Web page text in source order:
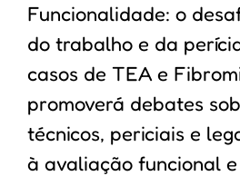
Funcionalidade: o
do trabalho e da
casos de TEA e
promoverá debates
técnicos, periciais e
à avaliação funcional